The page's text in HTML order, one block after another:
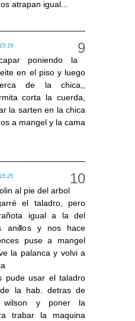
atrapan igual...
poniendo la
en el piso y luego
de la chica,,
corta la cuerda,
la sarten en la chica
a mangel y la cama
al pie del arbol
el taladro, pero
igual a la del
anillos y nos hace
puse a mangel
la palanca y volvi a
pude usar el taladro
la hab. detras de
wilson y poner la
trabar la maquina